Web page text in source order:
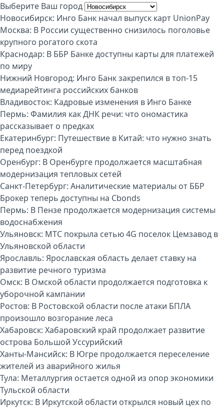
Выберите Ваш город
Новосибирск: Инго Банк начал выпуск карт UnionPay
Москва: В России существенно снизилось поголовье
крупного рогатого скота
Краснодар: В ББР Банке доступны карты для платежей
по миру
Нижний Новгород: Инго Банк закрепился в топ-15
медиарейтинга российских банков
Владивосток: Кадровые изменения в Инго Банке
Пермь: Фамилия как ДНК речи: что ономастика
рассказывает о предках
Екатеринбург: Путешествие в Китай: что нужно знать
перед поездкой
Оренбург: В Оренбурге продолжается масштабная
модернизация тепловых сетей
Санкт-Петербург: Аналитические материалы от ББР
Брокер теперь доступны на Cbonds
Пермь: В Пензе продолжается модернизация системы
водоснабжения
Ульяновск: МТС покрыла сетью 4G поселок Цемзавод в
Ульяновской области
Ярославль: Ярославская область делает ставку на
развитие речного туризма
Омск: В Омской области продолжается подготовка к
уборочной кампании
Ростов: В Ростовской области после атаки БПЛА
произошло возгорание леса
Хабаровск: Хабаровский край продолжает развитие
острова Большой Уссурийский
Ханты-Мансийск: В Югре продолжается переселение
жителей из аварийного жилья
Тула: Металлургия остается одной из опор экономики
Тульской области
Иркутск: В Иркутской области открылся новый цех по